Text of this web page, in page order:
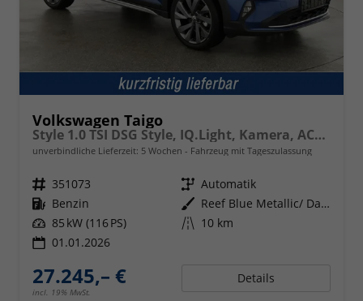
Volkswagen Taigo
Style 1.0 TSI DSG Style, IQ.Light, Kamera, ACC, Winter, 18-Zoll, 3 J.-Garantie
unverbindliche Lieferzeit: 5 Wochen Fahrzeug mit Tageszulassung
Fahrzeugnr. 351073 Getriebe Automatik
Kraftstoff Benzin Außenfarbe
Reef Blue Metallic/ Dach Schwarz
Leistung 85 kW (116 PS) Kilometerstand 10 km
01.01.2026
27.245,– €
incl. 19% MwSt.
Details